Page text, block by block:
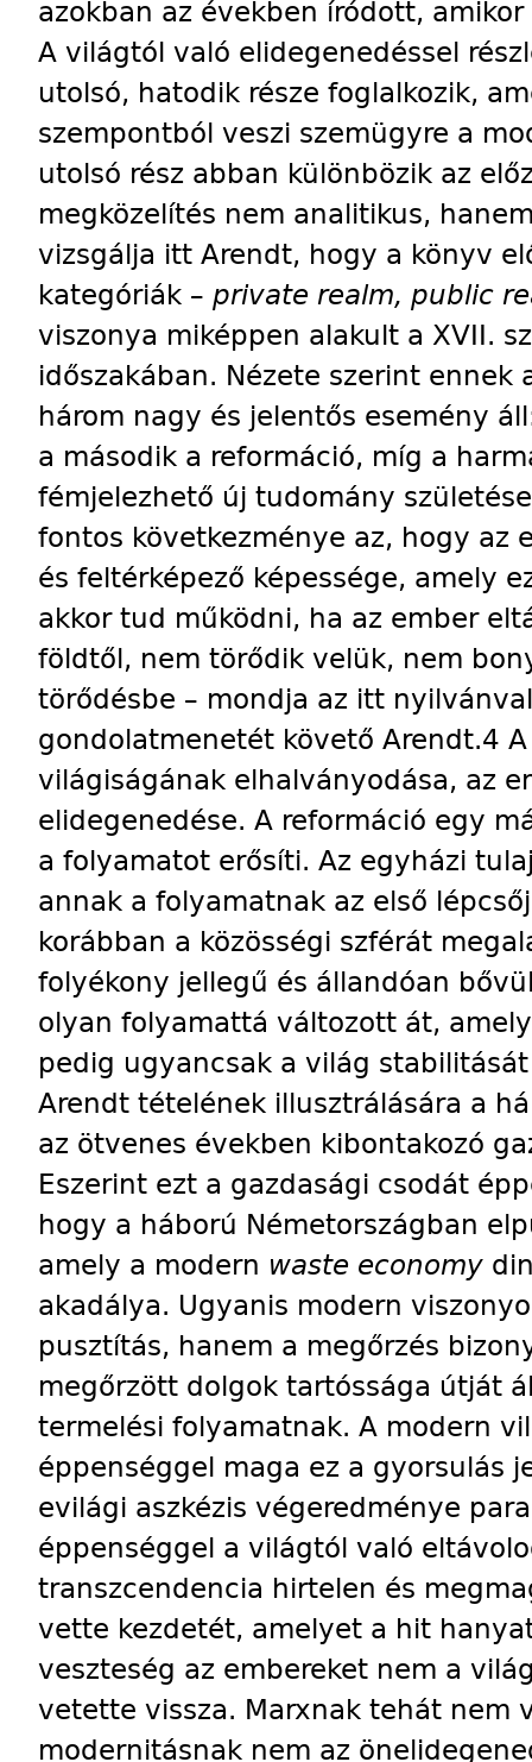
azokban az években íródott,
A világtól való elidegenedéssel
utolsó, hatodik része foglalkozik,
szempontból veszi szemügyre a
utolsó rész abban különbözik az
megközelítés nem analitikus,
vizsgálja itt Arendt, hogy a könyv
kategóriák – private realm, public
viszonya miképpen alakult a XVII.
időszakában. Nézete szerint ennek
három nagy és jelentős esemény
a második a reformáció, míg a
fémjelezhető új tudomány
fontos következménye az, hogy az
és feltérképező képessége, amely
akkor tud működni, ha az ember
földtől, nem törődik velük, nem
törődésbe – mondja az itt
gondolatmenetét követő Arendt.4
világiságának elhalványodása, az
elidegenedése. A reformáció egy
a folyamatot erősíti. Az egyházi
annak a folyamatnak az első
korábban a közösségi szférát
folyékony jellegű és állandóan
olyan folyamattá változott át,
pedig ugyancsak a világ
Arendt tételének illusztrálására a
az ötvenes években kibontakozó
Eszerint ezt a gazdasági csodát
hogy a háború Németországban
amely a modern waste economy
akadálya. Ugyanis modern
pusztítás, hanem a megőrzés
megőrzött dolgok tartóssága útját
termelési folyamatnak. A modern
éppenséggel maga ez a gyorsulás
evilági aszkézis végeredménye
éppenséggel a világtól való
transzcendencia hirtelen és
vette kezdetét, amelyet a hit
veszteség az embereket nem a
vetette vissza. Marxnak tehát nem
modernitásnak nem az